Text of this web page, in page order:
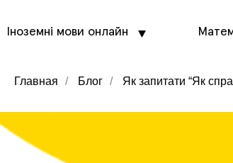
Іноземні мови онлайн
Главная / Блог / Як запитати “Як